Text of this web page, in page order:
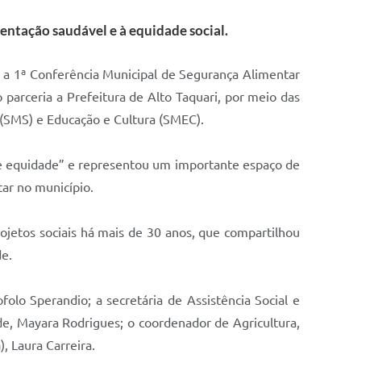
saudável e à equidade social.
1ª Conferência Municipal de Segurança Alimentar
a Prefeitura de Alto Taquari, por meio das
e Educação e Cultura (SMEC).
e representou um importante espaço de
no município.
sociais há mais de 30 anos, que compartilhou
Sperandio; a secretária de Assistência Social e
Mayara Rodrigues; o coordenador de Agricultura,
Laura Carreira.